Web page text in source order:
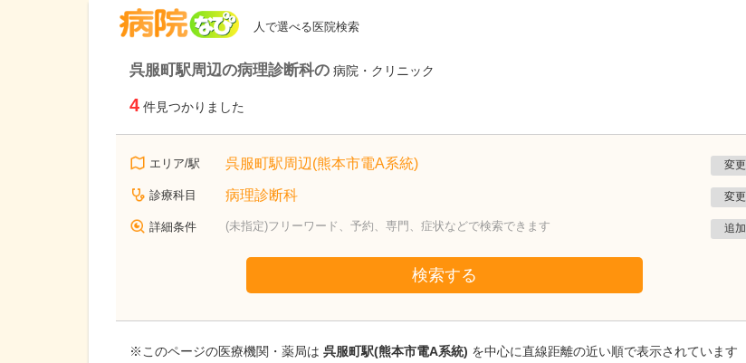
人で選べる医院検索
呉服町駅周辺の病理診断科の 病院・クリニック
4 件見つかりました
エリア/駅 呉服町駅周辺(熊本市電A系統) 変更
診療科目 病理診断科 変更
詳細条件 (未指定)フリーワード、予約、専門、症状などで検索できます 追加
検索する
※このページの医療機関・薬局は 呉服町駅(熊本市電A系統) を中心に直線距離の近い順で表示されています
大分県別府市
鳴海クリニック